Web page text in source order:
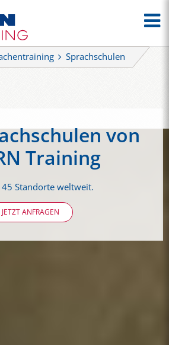
Sprachschulen
von
Training
Standorte weltweit.
JETZT ANFRAGEN